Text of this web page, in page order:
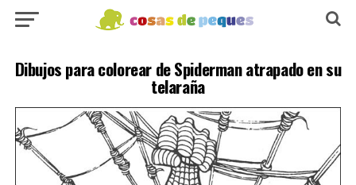
Dibujos para colorear de Spiderman atrapado en su
telaraña